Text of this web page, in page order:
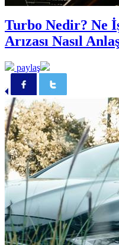
Turbo Nedir? Ne
Arızası Nasıl
paylaş